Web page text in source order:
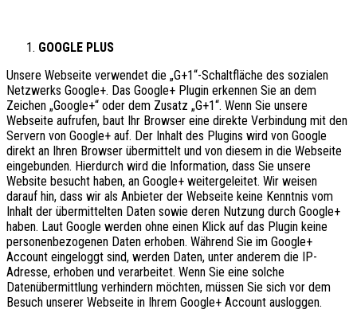
GOOGLE PLUS
Unsere Webseite verwendet die „G+1“-Schaltfläche des sozialen
Netzwerks Google+. Das Google+ Plugin erkennen Sie an dem
Zeichen „Google+“ oder dem Zusatz „G+1“. Wenn Sie unsere
Webseite aufrufen, baut Ihr Browser eine direkte Verbindung mit den
Servern von Google+ auf. Der Inhalt des Plugins wird von Google
direkt an Ihren Browser übermittelt und von diesem in die Webseite
eingebunden. Hierdurch wird die Information, dass Sie unsere
Website besucht haben, an Google+ weitergeleitet. Wir weisen
darauf hin, dass wir als Anbieter der Webseite keine Kenntnis vom
Inhalt der übermittelten Daten sowie deren Nutzung durch Google+
haben. Laut Google werden ohne einen Klick auf das Plugin keine
personenbezogenen Daten erhoben. Während Sie im Google+
Account eingeloggt sind, werden Daten, unter anderem die IP-
Adresse, erhoben und verarbeitet. Wenn Sie eine solche
Datenübermittlung verhindern möchten, müssen Sie sich vor dem
Besuch unserer Webseite in Ihrem Google+ Account ausloggen.